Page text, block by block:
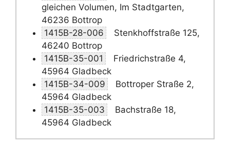
gleichen Volumen, Im Stadtgarten,
46236 Bottrop
1415B-28-006
Stenkhoffstraße 125,
46240 Bottrop
1415B-35-001
Friedrichstraße 4,
45964 Gladbeck
1415B-34-009
Bottroper Straße 2,
45964 Gladbeck
1415B-35-003
Bachstraße 18,
45964 Gladbeck